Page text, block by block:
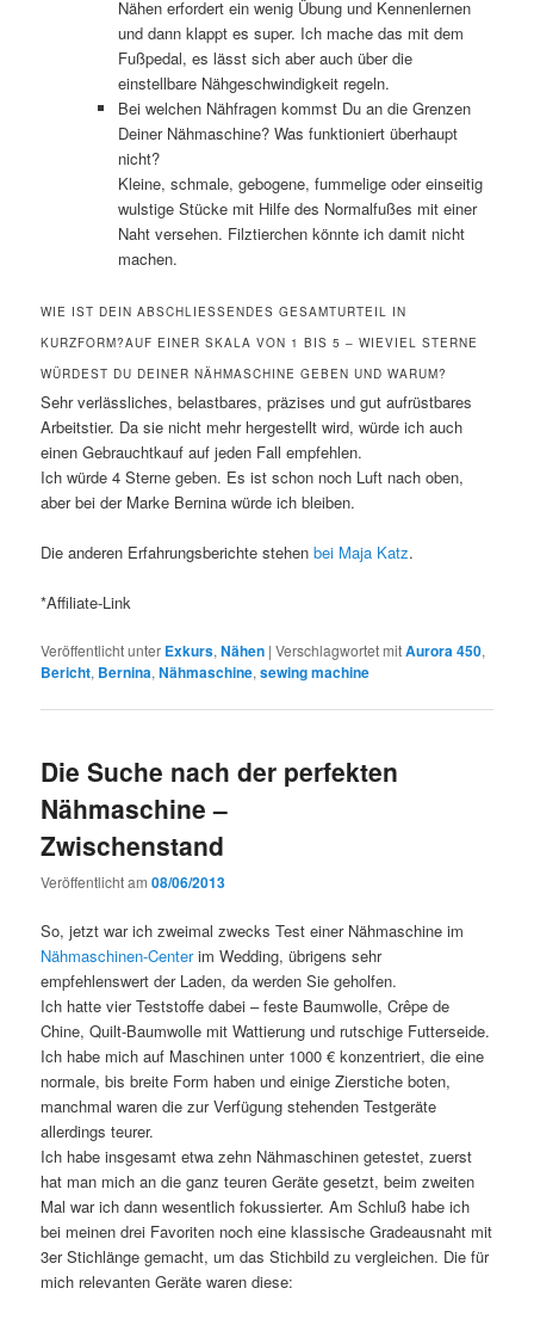
Nähen erfordert ein wenig Übung und Kennenlernen
und dann klappt es super. Ich mache das mit dem
Fußpedal, es lässt sich aber auch über die
einstellbare Nähgeschwindigkeit regeln.
Bei welchen Nähfragen kommst Du an die Grenzen
Deiner Nähmaschine? Was funktioniert überhaupt
nicht?
Kleine, schmale, gebogene, fummelige oder einseitig
wulstige Stücke mit Hilfe des Normalfußes mit einer
Naht versehen. Filztierchen könnte ich damit nicht
machen.
WIE IST DEIN ABSCHLIESSENDES GESAMTURTEIL IN K
URZFORM?AUF EINER SKALA VON 1 BIS 5 – WIEVIEL STERNE W
ÜRDEST DU DEINER NÄHMASCHINE GEBEN UND WARUM?
Sehr verlässliches, belastbares, präzises und gut aufrüstbares
Arbeitstier. Da sie nicht mehr hergestellt wird, würde ich auch
einen Gebrauchtkauf auf jeden Fall empfehlen.
Ich würde 4 Sterne geben. Es ist schon noch Luft nach oben,
aber bei der Marke Bernina würde ich bleiben.
Die anderen Erfahrungsberichte stehenbei Maja Katz.
*Affiliate-Link
Veröffentlicht unter Exkurs,Nähen |Verschlagwortet mitAurora 450,
Bericht, Bernina,Nähmaschine,sewing machine
Die Suche nach der perfekten
Nähmaschine –
Zwischenstand
Veröffentlicht am08/06/2013
So, jetzt war ich zweimal zwecks Test einer Nähmaschine im
Nähmaschinen-Centerim Wedding, übrigens sehr
empfehlenswert der Laden, da werden Sie geholfen.
Ich hatte vier Teststoffe dabei – feste Baumwolle, Crêpe de
Chine, Quilt-Baumwolle mit Wattierung und rutschige Futterseide.
Ich habe mich auf Maschinen unter 1000 € konzentriert, die eine
normale, bis breite Form haben und einige Zierstiche boten,
manchmal waren die zur Verfügung stehenden Testgeräte
allerdings teurer.
Ich habe insgesamt etwa zehn Nähmaschinen getestet, zuerst
hat man mich an die ganz teuren Geräte gesetzt, beim zweiten
Mal war ich dann wesentlich fokussierter. Am Schluß habe ich
bei meinen drei Favoriten noch eine klassische Gradeausnaht mit
3er Stichlänge gemacht, um das Stichbild zu vergleichen. Die für
mich relevanten Geräte waren diese: